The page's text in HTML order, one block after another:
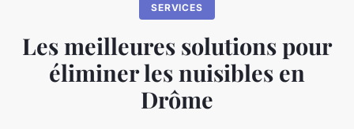
SERVICES
Les meilleures solutions pour
éliminer les nuisibles en
Drôme